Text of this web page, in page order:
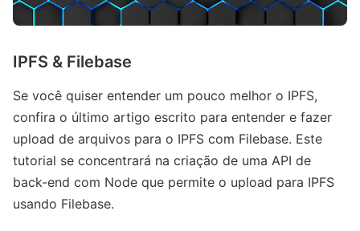
IPFS & Filebase
Se você quiser entender um pouco melhor o IPFS,
confira o último artigo escrito para entender e fazer
upload de arquivos para o IPFS com Filebase. Este
tutorial se concentrará na criação de uma API de
back-end com Node que permite o upload para IPFS
usando Filebase.